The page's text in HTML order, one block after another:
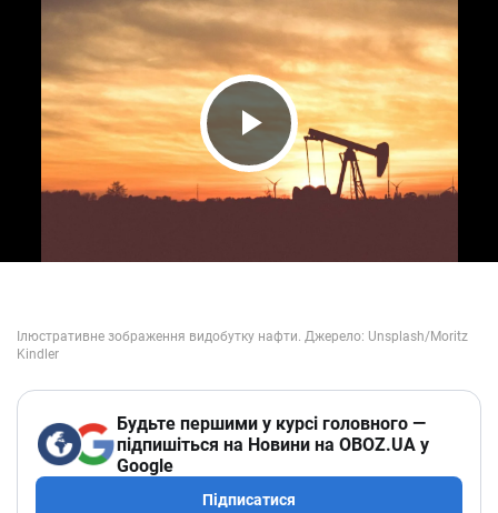
Play Video
Будьте першими у курсі головного —
підпишіться на Новини на OBOZ.UA у
Google
Підписатися